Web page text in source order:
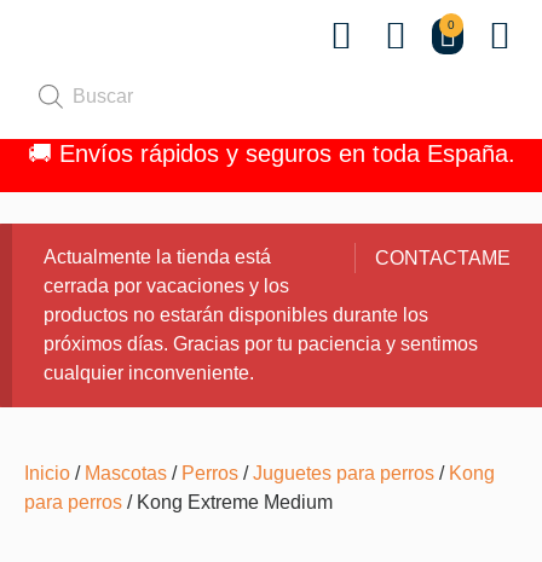
0
🚚 Envíos rápidos y seguros en toda España.
CONTACTAME
Actualmente la tienda está
cerrada por vacaciones y los
productos no estarán disponibles durante los
próximos días. Gracias por tu paciencia y sentimos
cualquier inconveniente.
Inicio / Mascotas / Perros /Juguetes para perros / Kong
para perros / Kong Extreme Medium